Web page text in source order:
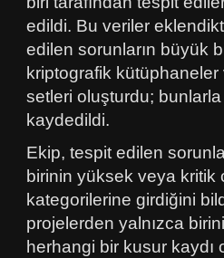
edildi. Bu veriler
edilen sorunların büyük
kriptografik
setleri oluşturdu;
kaydedildi.
Ekip, tespit edilen
birinin yüksek veya kritik
kategorilerine girdiğini
projelerden yalnızca
herhangi bir kusur kaydı